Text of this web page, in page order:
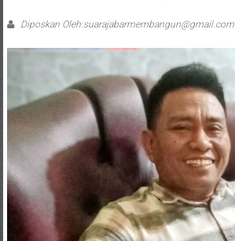
Diposkan Oleh:suarajabarmembangun@gmail.com